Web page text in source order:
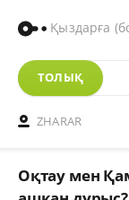
Қыздарға
ТОЛЫҚ
ZHARAR
Оқтау мен